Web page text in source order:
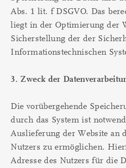
Abs. 1 lit. f DSGVO. Das
liegt in der Optimierung der
Sicherstellung der der
Informationstechnischen
3. Zweck der
Die vorübergehende
durch das System ist
Auslieferung der Website an
Nutzers zu ermöglichen.
Adresse des Nutzers für die